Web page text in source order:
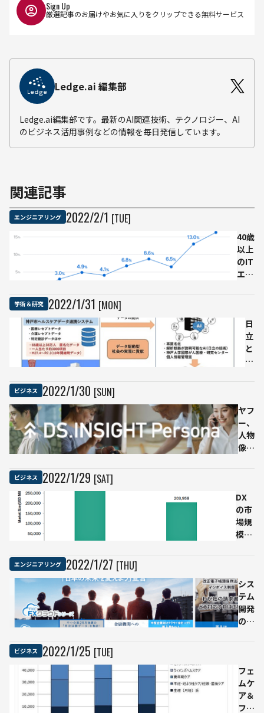
Sign Up
厳選記事のお届けやお気に入りをクリップできる無料サービス
Ledge.ai 編集部
Ledge.ai編集部です。最新のAI関連技術、テクノロジー、AI
のビジネス活用事例などの情報を毎日発信しています。
関連記事
エンジニアリング 2022/2/1 [TUE]
40歳
以上
のIT
エン
は右
肩上
がり
「35
は過
去の
話か
学術＆研究 2022/1/31 [MON]
日
立
と
神
が
共
同
研
始
AI
で
神
38
万
人
の
リ
ス
ク
を
ビジネス 2022/1/30 [SUN]
ヤフ
ー、
人物
像を
ービ
ス提
供開
始
心、
検索
ワー
ドな
分析
ビジネス 2022/1/29 [SAT]
DX
の市
場規
模、
142
兆円
到達
か
エンジニアリング 2022/1/27 [THU]
シス
テム
開発
の若
研
修」
を開
始 3
ビジネス 2022/1/25 [TUE]
フェ
ムケ
ア＆
フェ